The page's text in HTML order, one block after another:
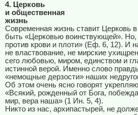
4. Церковь
и общественная
жизнь
Современная жизнь ставит Церковь
быть «Церковью воинствующей».
против крови и плоти» (Еф. 6, 12). И
не властвование, не мирские
сего любовью, миром, единством и
истинной верой. Именно слово
«немощные дерзости» наших
Об этом очень ясно говорят
«Всякий, рожденный от Бога,
мир, вера наша» (1 Ин. 5, 4).
Никто из нас, архипастырей, не